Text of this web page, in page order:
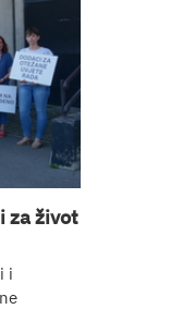
za život
i